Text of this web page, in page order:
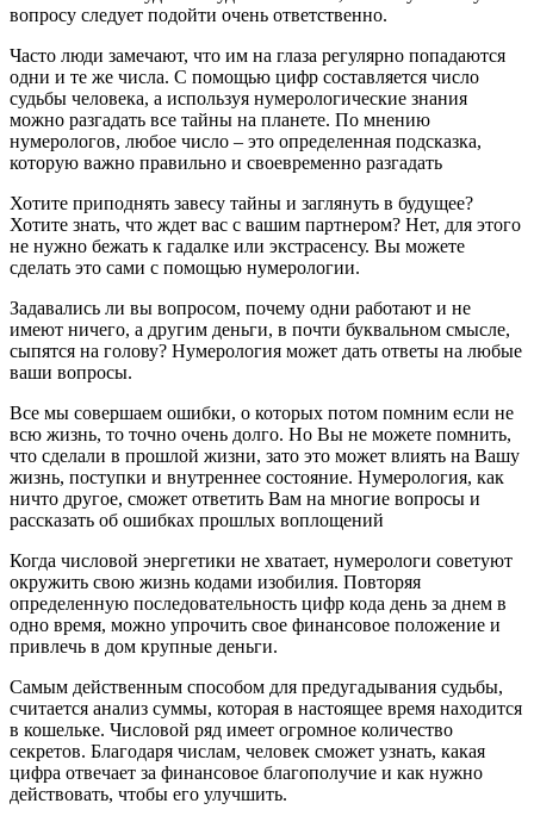
вопросу следует подойти очень ответственно.
Часто люди замечают, что им на глаза регулярно попадаются
одни и те же числа. С помощью цифр составляется число
судьбы человека, а используя нумерологические знания
можно разгадать все тайны на планете. По мнению
нумерологов, любое число – это определенная подсказка,
которую важно правильно и своевременно разгадать
Хотите приподнять завесу тайны и заглянуть в будущее?
Хотите знать, что ждет вас с вашим партнером? Нет, для этого
не нужно бежать к гадалке или экстрасенсу. Вы можете
сделать это сами с помощью нумерологии.
Задавались ли вы вопросом, почему одни работают и не
имеют ничего, а другим деньги, в почти буквальном смысле,
сыпятся на голову? Нумерология может дать ответы на любые
ваши вопросы.
Все мы совершаем ошибки, о которых потом помним если не
всю жизнь, то точно очень долго. Но Вы не можете помнить,
что сделали в прошлой жизни, зато это может влиять на Вашу
жизнь, поступки и внутреннее состояние. Нумерология, как
ничто другое, сможет ответить Вам на многие вопросы и
рассказать об ошибках прошлых воплощений
Когда числовой энергетики не хватает, нумерологи советуют
окружить свою жизнь кодами изобилия. Повторяя
определенную последовательность цифр кода день за днем в
одно время, можно упрочить свое финансовое положение и
привлечь в дом крупные деньги.
Самым действенным способом для предугадывания судьбы,
считается анализ суммы, которая в настоящее время находится
в кошельке. Числовой ряд имеет огромное количество
секретов. Благодаря числам, человек сможет узнать, какая
цифра отвечает за финансовое благополучие и как нужно
действовать, чтобы его улучшить.